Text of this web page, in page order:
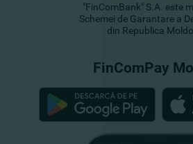
"FinComBank" S.A. este
Schemei de Garantare a
din Republica
FinComPay